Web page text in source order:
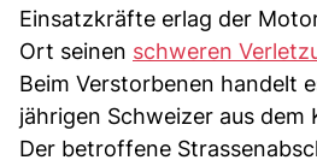
Einsatzkräfte erlag der
Ort seinen schweren
Beim Verstorbenen handelt
jährigen Schweizer aus dem
Der betroffene